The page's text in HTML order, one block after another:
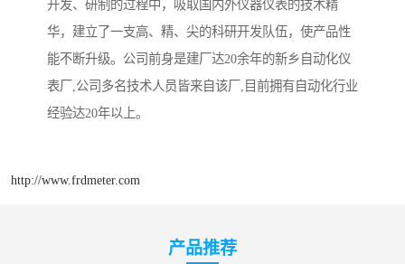
开发、研制的过程中，吸取国内外仪器仪表的技术精
华，建立了一支高、精、尖的科研开发队伍，使产品性
能不断升级。公司前身是建厂达20余年的新乡自动化仪
表厂,公司多名技术人员皆来自该厂,目前拥有自动化行业
经验达20年以上。
http://www.frdmeter.com
产品推荐